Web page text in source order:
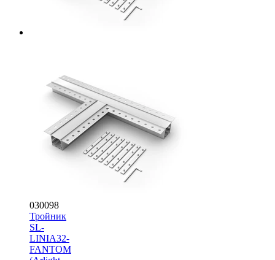
030098
Тройник
SL-
LINIA32-
FANTOM